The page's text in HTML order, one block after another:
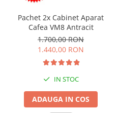
Pachet 2x Cabinet Aparat
Cafea VM8 Antracit
1.700,00 RON
1.440,00 RON
IN STOC
ADAUGA IN COS